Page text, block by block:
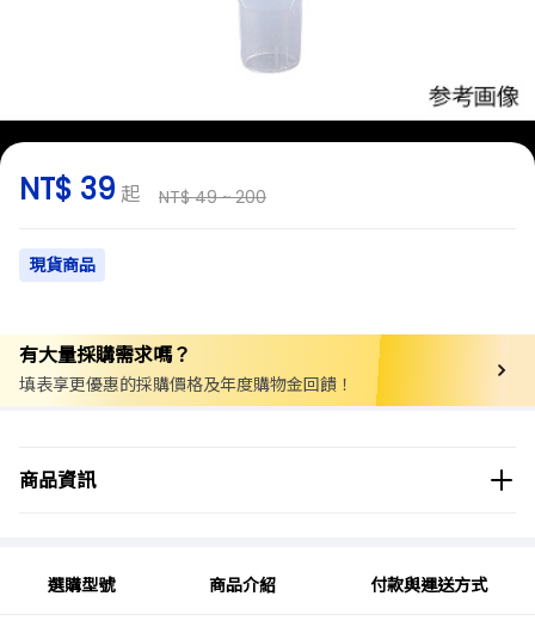
NT$ 39 起 NT$ 49 ~ 200
現貨商品
有大量採購需求嗎？
填表享更優惠的採購價格及年度購物金回饋！
商品資訊
商品分類
選購型號 商品介紹 付款與運送方式